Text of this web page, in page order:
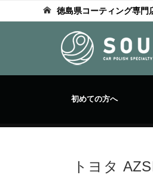
徳島県コーティング専門
初めての方へ
トヨタ